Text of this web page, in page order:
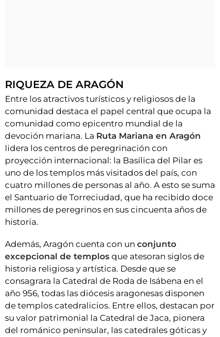
RIQUEZA DE ARAGÓN
Entre los atractivos turísticos y religiosos de la
comunidad destaca el papel central que ocupa la
comunidad como epicentro mundial de la
devoción mariana. La Ruta Mariana en Aragón
lidera los centros de peregrinación con
proyección internacional: la Basílica del Pilar es
uno de los templos más visitados del país, con
cuatro millones de personas al año. A esto se suma
el Santuario de Torreciudad, que ha recibido doce
millones de peregrinos en sus cincuenta años de
historia.
Además, Aragón cuenta con un conjunto
excepcional de templos que atesoran siglos de
historia religiosa y artística. Desde que se
consagrara la Catedral de Roda de Isábena en el
año 956, todas las diócesis aragonesas disponen
de templos catedralicios. Entre ellos, destacan por
su valor patrimonial la Catedral de Jaca, pionera
del románico peninsular, las catedrales góticas y